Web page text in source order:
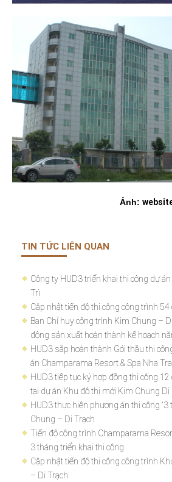
Ảnh:
TIN TỨC LIÊN QUAN
Công ty HUD3 triển khai thi công dự
Trì
Cập nhật tiến độ thi công công trình 54
Ban Chỉ huy công trình Kim Chung –
động sản xuất hoàn thành kế hoạch
HUD3 sắp hoàn thành Gói thầu thi
án Champarama Resort & Spa Nha
HUD3 tiếp tục ký hợp đồng thi công 12
tại dự án Khu đô thị mới Kim Chung Di
HUD3 thực hiện phương án thi công “3
Chung – Di Trạch
Tiến độ công trình Champarama
3 tháng triển khai thi công
Cập nhật tiến độ thi công công trình
– Di Trạch